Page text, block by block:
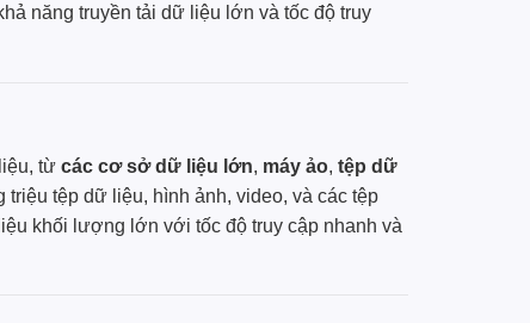
năng truyền tải dữ liệu lớn và tốc độ truy
từ các cơ sở dữ liệu lớn, máy ảo, tệp dữ
tệp dữ liệu, hình ảnh, video, và các tệp
khối lượng lớn với tốc độ truy cập nhanh và